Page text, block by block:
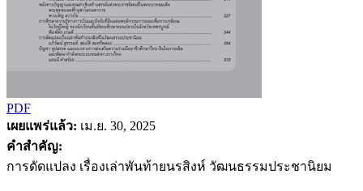
PDF
เผยแพร่แล้ว: เม.ย. 30, 2025
คำสำคัญ:
การดัดแปลง เรื่องเล่าพันท้ายนรสิงห์ วัฒนธรรมประชานิยม